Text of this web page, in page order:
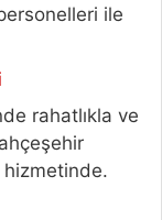
ile
rahatlıkla ve